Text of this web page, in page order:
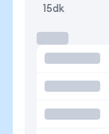
15dk